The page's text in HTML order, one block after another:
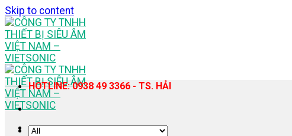
Skip to content
HOTLINE: 0938 49 3366 - TS. HẢI